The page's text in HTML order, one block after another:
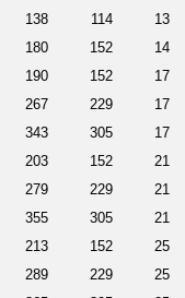
138 114
13
180 152
14
190 152
17
267 229
17
343 305
17
203 152
21
279 229
21
355 305
21
213 152
25
289 229
25